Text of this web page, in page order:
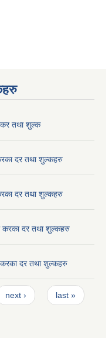
तथा शुल्क
दर तथा शुल्कहरु
दर तथा शुल्कहरु
दर तथा शुल्कहरु
दर तथा शुल्कहरु
next › last »